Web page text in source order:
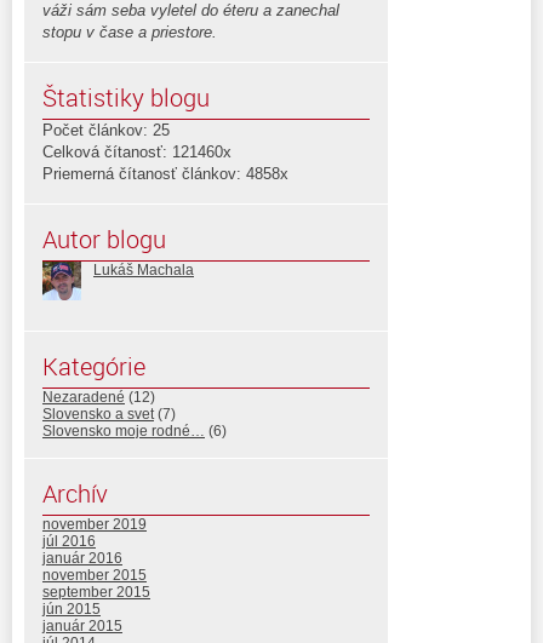
váži sám seba vyletel do éteru a zanechal
stopu v čase a priestore.
Štatistiky blogu
Počet článkov: 25
Celková čítanosť: 121460x
Priemerná čítanosť článkov: 4858x
Autor blogu
Lukáš Machala
Kategórie
Nezaradené (12)
Slovensko a svet(7)
Slovensko moje rodné… (6)
Archív
november 2019
júl 2016
január 2016
november 2015
september 2015
jún 2015
január 2015